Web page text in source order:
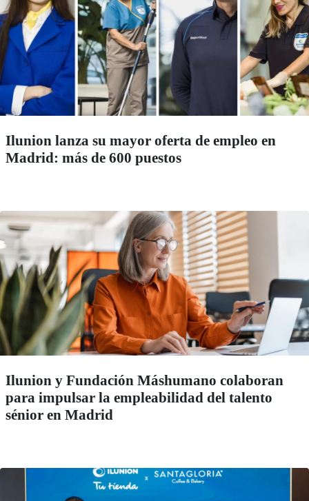
Ilunion lanza su mayor oferta de empleo en
Madrid: más de 600 puestos
Ilunion y Fundación Máshumano colaboran
para impulsar la empleabilidad del talento
sénior en Madrid